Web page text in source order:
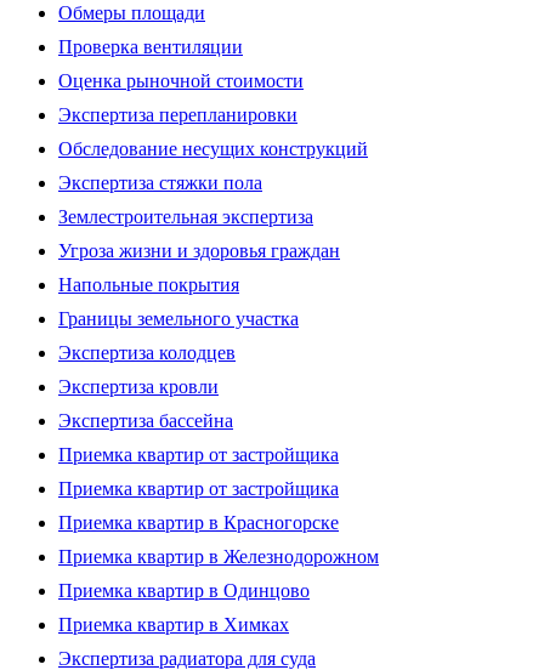
Обмеры площади
Проверка вентиляции
Оценка рыночной стоимости
Экспертиза перепланировки
Обследование несущих конструкций
Экспертиза стяжки пола
Землестроительная экспертиза
Угроза жизни и здоровья граждан
Напольные покрытия
Границы земельного участка
Экспертиза колодцев
Экспертиза кровли
Экспертиза бассейна
Приемка квартир от застройщика
Приемка квартир от застройщика
Приемка квартир в Красногорске
Приемка квартир в Железнодорожном
Приемка квартир в Одинцово
Приемка квартир в Химках
Экспертиза радиатора для суда